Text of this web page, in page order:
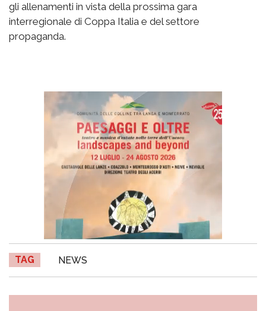
gli allenamenti in vista della prossima gara
interregionale di Coppa Italia e del settore
propaganda.
TAG NEWS